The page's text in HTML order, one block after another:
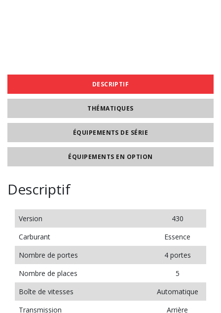
DESCRIPTIF
THÉMATIQUES
ÉQUIPEMENTS DE SÉRIE
ÉQUIPEMENTS EN OPTION
Descriptif
Version
430
Carburant
Essence
Nombre de portes
4 portes
Nombre de places
5
Boîte de vitesses
Automatique
Transmission
Arrière